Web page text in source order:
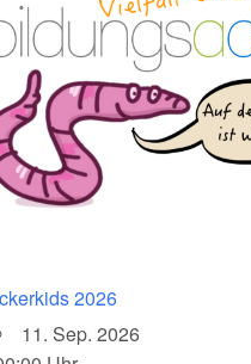
2026
11. Sep. 2026